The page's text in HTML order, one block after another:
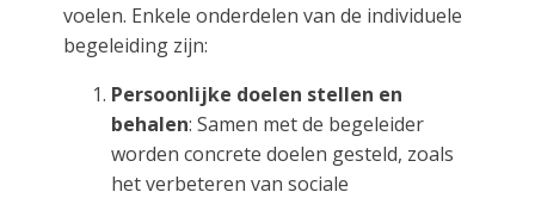
voelen. Enkele onderdelen van de individuele
begeleiding zijn:
Persoonlijke doelen stellen en
behalen: Samen met de begeleider
worden concrete doelen gesteld, zoals
het verbeteren van sociale